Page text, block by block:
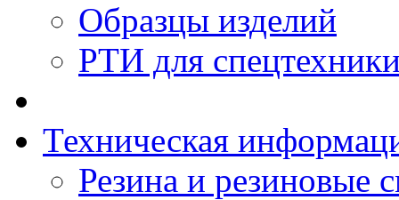
Образцы изделий
РТИ для
Техническая
Резина и резиновые